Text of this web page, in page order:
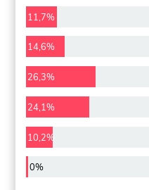
11,7%
14,6%
26,3%
24,1%
10,2%
0%